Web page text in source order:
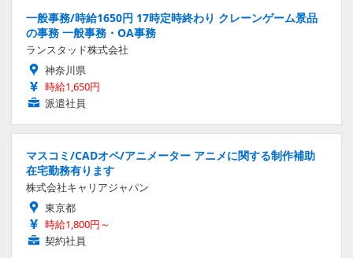
一般事務/時給1650円 17時定時終わり クレーンゲーム景品
の事務 一般事務・OA事務
ランスタッド株式会社
神奈川県
時給1,650円
派遣社員
マスコミ/CADオペ/アニメーター アニメに関する制作補助
在宅勤務有ります
株式会社キャリアジャパン
東京都
時給1,800円～
契約社員